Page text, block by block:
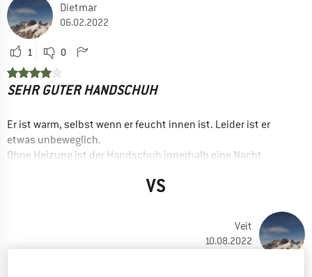
Dietmar
06.02.2022
1 0
SEHR GUTER HANDSCHUH
Er ist warm, selbst wenn er feucht innen ist. Leider ist er
etwas unbeweglich.
Ohne Heizung ist der Handschuh innerhalb eine Nacht
VS
Veit
10.08.2022